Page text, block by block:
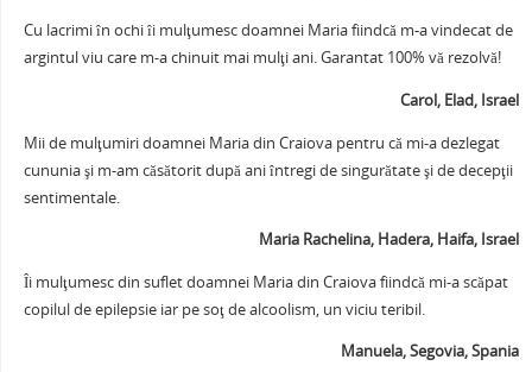
k
Cu lacrimi în ochi îi mulţumesc doamnei Maria fiindcă m-a vindecat de
argintul viu care m-a chinuit mai mulţi ani. Garantat 100% vă rezolvă!
Carol, Elad, Israel
Mii de mulţumiri doamnei Maria din Craiova pentru că mi-a dezlegat
cununia şi m-am căsătorit după ani întregi de singurătate şi de decepţii
sentimentale.
Maria Rachelina, Hadera, Haifa, Israel
Îi mulţumesc din suflet doamnei Maria din Craiova fiindcă mi-a scăpat
copilul de epilepsie iar pe soţ de alcoolism, un viciu teribil.
Manuela, Segovia, Spania